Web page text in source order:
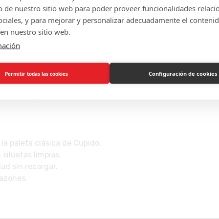
de nuestro sitio web para poder proveer funcionalidades
y para mejorar y personalizar adecuadamente el
nuestro sitio web.
Permitir todas las cookies Configuración de cookies
alas de pluma, arco y flechas, peinados elegantes
alas y accesorios.
tiaras y cintas.
de la captura.
tu look.
paleta clásica de Cupido.
limpias.
sin recargar.